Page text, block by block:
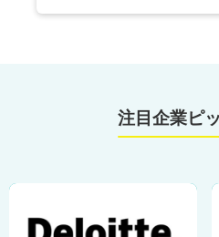
注目企業ピ